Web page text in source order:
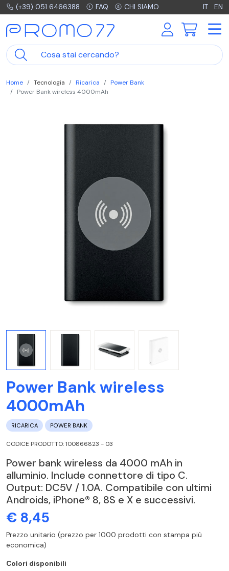
(+39) 051 6466388 FAQ CHI SIAMO IT EN
Home Tecnologia Ricarica
Power Bank
Power Bank wireless 4000mAh
Power Bank wireless
4000mAh
RICARICA POWER BANK
CODICE PRODOTTO: 100866823 - 03
Power bank wireless da 4000 mAh in
alluminio. Include connettore di tipo C.
Output: DC5V / 1.0A. Compatibile con ultimi
Androids, iPhone® 8, 8S e X e successivi.
€ 8,45
Prezzo unitario (prezzo per 1000 prodotti con stampa più
economica)
Colori disponibili